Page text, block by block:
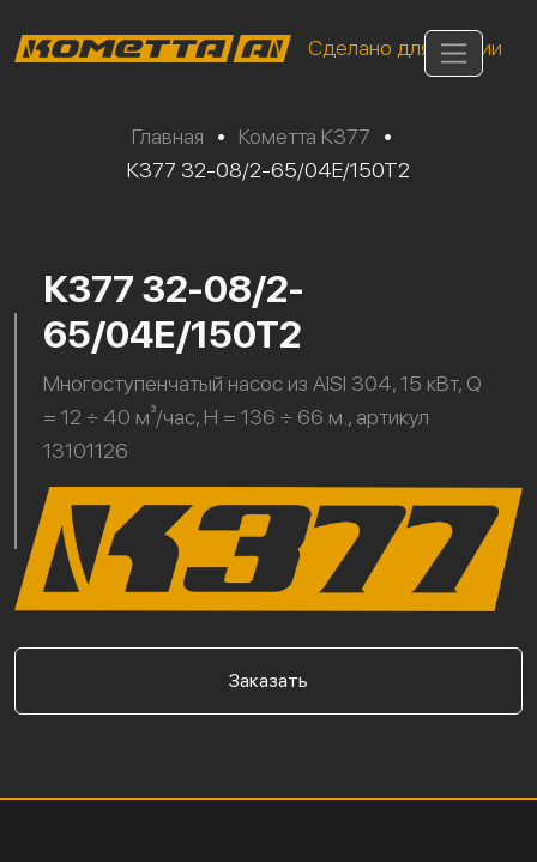
Сделано для России
Главная • Кометта К377
•
К377 32-08/2-65/04Е/150Т2
К377 32-08/2-
65/04Е/150Т2
Многоступенчатый насос из AISI 304, 15 кВт, Q
= 12 ÷ 40 м³/час, H = 136 ÷ 66 м., артикул
13101126
Заказать